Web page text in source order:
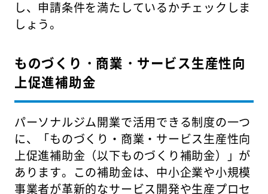
し、申請条件を満たしているかチェックしま
しょう。
ものづくり・商業・サービス生産性向
上促進補助金
パーソナルジム開業で活用できる制度の一つ
に、「ものづくり・商業・サービス生産性向
上促進補助金（以下ものづくり補助金）」が
あります。この補助金は、中小企業や小規模
事業者が革新的なサービス開発や生産プロセ